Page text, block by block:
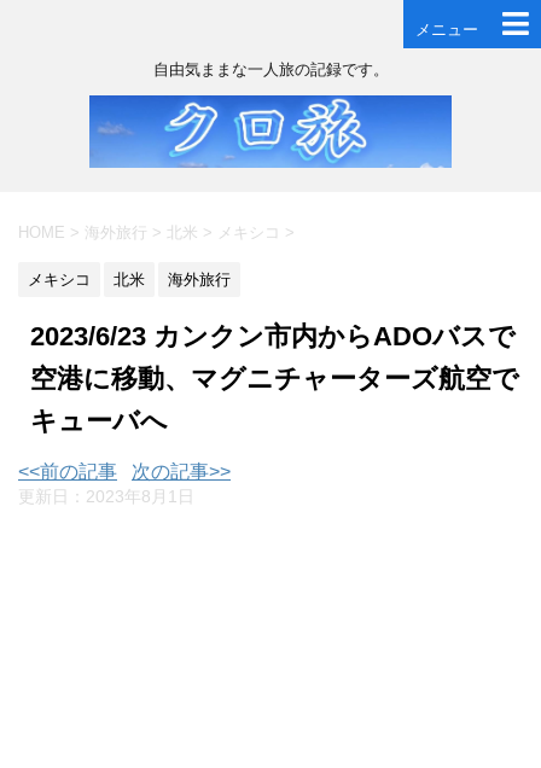
メニュー
自由気ままな一人旅の記録です。
HOME > 海外旅行 > 北米 > メキシコ >
メキシコ 北米 海外旅行
2023/6/23 カンクン市内からADOバスで
空港に移動、マグニチャーターズ航空で
キューバへ
<<前の記事 次の記事>>
更新日： 2023年8月1日